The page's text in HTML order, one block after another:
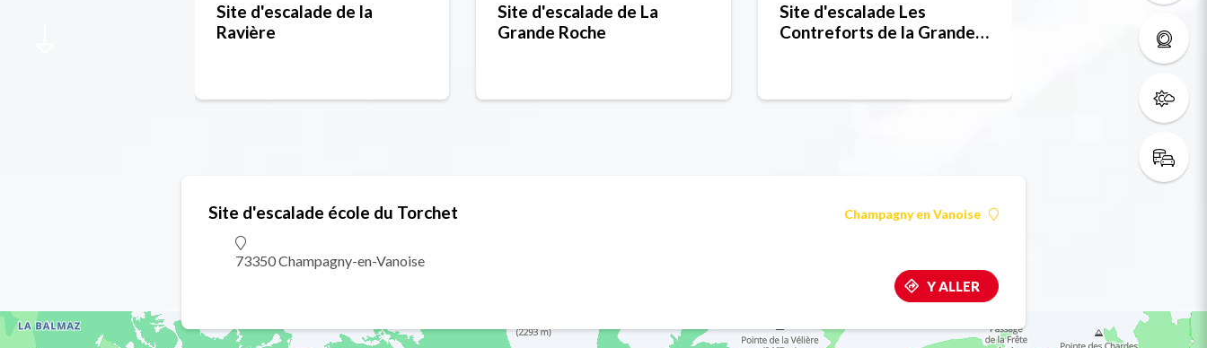
Site d'escalade de la
Ravière
Site d'escalade de La
Grande Roche
Site d'escalade Les
Contreforts de la Grande
Site d'escalade école du Torchet
73350 Champagny-en-Vanoise
Champagny en Vanoise
Y ALLER